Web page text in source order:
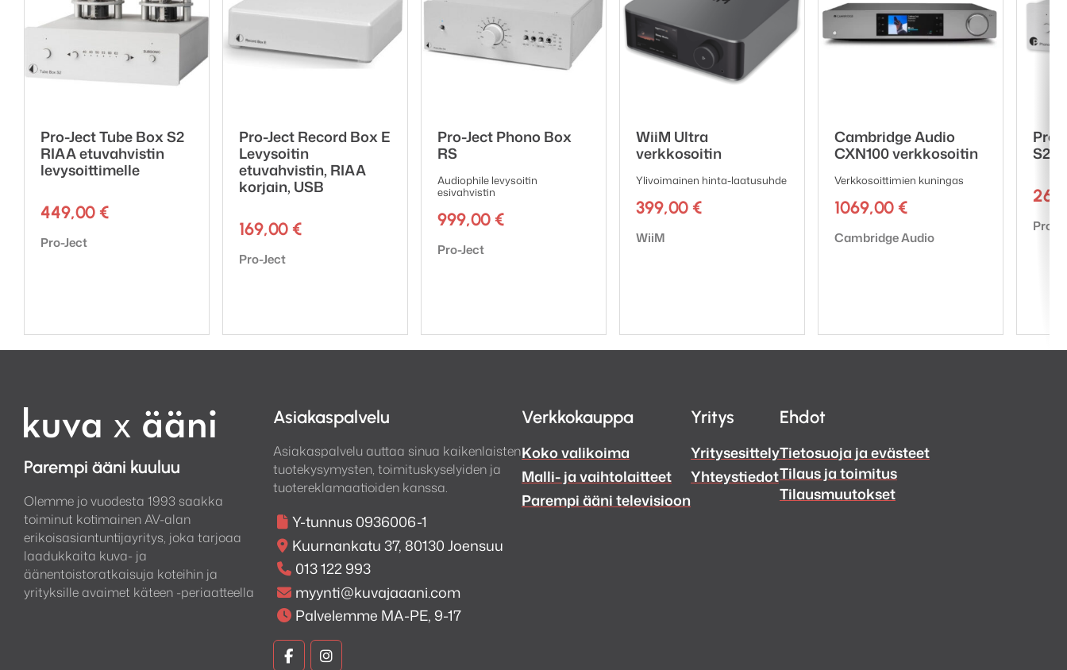
– Standby tilan virrankulutus alle 1 w
– Takuu 1 Vuosi
Pro-Ject Tube Box S2
RIAA etuvahvistin
levysoittimelle
449,00 €
Tuotemerkki:
Pro-Ject
Pro-Ject Record Box E
Levysoitin
etuvahvistin, RIAA
korjain, USB
169,00 €
Tuotemerkki:
Pro-Ject
Pro-Ject Phono Box
RS
Audiophile levysoitin
esivahvistin
999,00 €
Tuotemerkki:
Pro-Ject
WiiM Ultra
verkkosoitin
Ylivoimainen hinta-laatusuhde
399,00 €
Tuotemerkki:
WiiM
Cambridge Audio
CXN100 verkkosoitin
Verkkosoittimien kuningas
1069,00 €
Tuotemerkki:
Cambridge Audio
Pro-
S2
Pro-
Parempi ääni kuuluu
Olemme jo vuodesta 1993 saakka
toiminut kotimainen AV-alan
erikoisasiantuntijayritys, joka tarjoaa
laadukkaita kuva- ja
äänentoistoratkaisuja koteihin ja
yrityksille avaimet käteen -periaatteella
Asiakaspalvelu
Asiakaspalvelu auttaa sinua kaikenlaisten
tuotekysymysten, toimituskyselyiden ja
tuotereklamaatioiden kanssa.
Y-tunnus 0936006-1
Kuurnankatu 37, 80130 Joensuu
013 122 993
myynti@kuvajaaani.com
Palvelemme MA-PE, 9-17
KuvaKuva
Verkkokauppa
Koko valikoima
Malli- ja vaihtolaitteet
Parempi ääni televisioon
Yritys
Yritysesittely
Yhteystiedot
Ehdot
Tietosuoja ja evästeet
Tilaus ja toimitus
Tilausmuutokset